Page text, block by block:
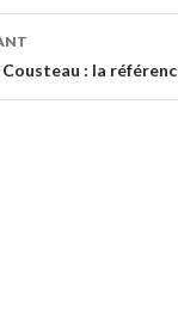
Cousteau : la